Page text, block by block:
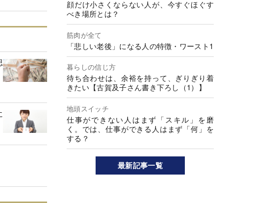
顔だけ小さくならない人が、今すぐほぐす
べき場所とは？
筋肉が全て
「悲しい老後」になる人の特徴・ワースト1
暮らしの信じ方
待ち合わせは、余裕を持って、ぎりぎり着
きたい【古賀及子さん書き下ろし（1）】
地頭スイッチ
仕事ができない人はまず「スキル」を磨
く。では、仕事ができる人はまず「何」を
する？
最新記事一覧